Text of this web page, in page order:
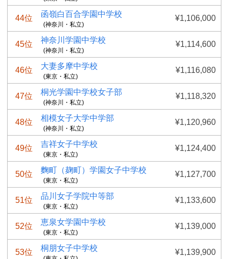
44位 函嶺白百合学園中学校
(神奈川・私立)
¥1,106,000
45位 神奈川学園中学校
(神奈川・私立)
¥1,114,600
46位 大妻多摩中学校
(東京・私立)
¥1,116,080
47位 桐光学園中学校女子部
(神奈川・私立)
¥1,118,320
48位 相模女子大学中学部
(神奈川・私立)
¥1,120,960
49位 吉祥女子中学校
(東京・私立)
¥1,124,400
50位 麴町（麹町）学園女子中学校
(東京・私立)
¥1,127,700
51位 品川女子学院中等部
(東京・私立)
¥1,133,600
52位 恵泉女学園中学校
(東京・私立)
¥1,139,000
53位 桐朋女子中学校 ¥1,139,900